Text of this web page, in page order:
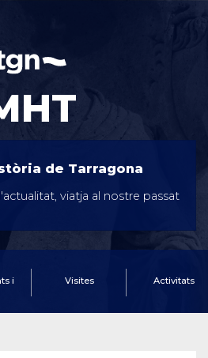
de Tarragona
viatja al nostre passat
i
Visites Activitats